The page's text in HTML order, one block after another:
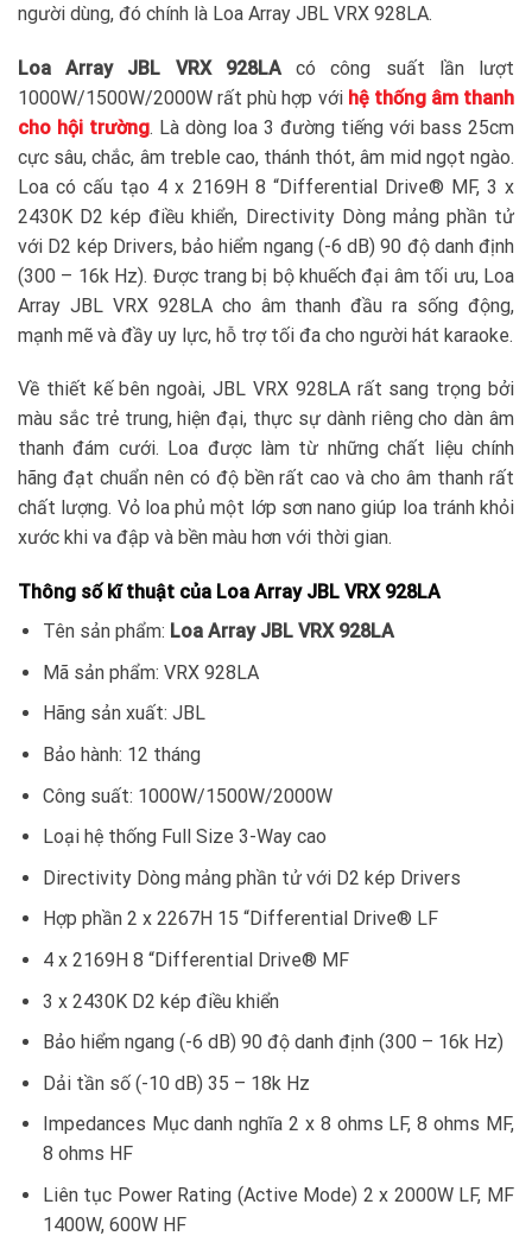
người dùng, đó chính là Loa Array JBL VRX 928LA.
Loa Array JBL VRX 928LAcó công suất lần lượt
1000W/1500W/2000W rất phù hợp với hệ thống âm thanh
cho hội trường. Là dòng loa 3 đường tiếng với bass 25cm
cực sâu, chắc, âm treble cao, thánh thót, âm mid ngọt ngào.
Loa có cấu tạo 4 x 2169H 8 “Differential Drive® MF, 3 x
2430K D2 kép điều khiển, Directivity Dòng mảng phần tử
với D2 kép Drivers, bảo hiểm ngang (-6 dB) 90 độ danh định
(300 – 16k Hz). Được trang bị bộ khuếch đại âm tối ưu, Loa
Array JBL VRX 928LA cho âm thanh đầu ra sống động,
mạnh mẽ và đầy uy lực, hỗ trợ tối đa cho người hát karaoke.
Về thiết kế bên ngoài, JBL VRX 928LA rất sang trọng bởi
màu sắc trẻ trung, hiện đại, thực sự dành riêng cho dàn âm
thanh đám cưới. Loa được làm từ những chất liệu chính
hãng đạt chuẩn nên có độ bền rất cao và cho âm thanh rất
chất lượng. Vỏ loa phủ một lớp sơn nano giúp loa tránh khỏi
xước khi va đập và bền màu hơn với thời gian.
Thông số kĩ thuật của Loa Array JBL VRX 928LA
Tên sản phẩm: Loa Array JBL VRX 928LA
Mã sản phẩm: VRX 928LA
Hãng sản xuất: JBL
Bảo hành: 12 tháng
Công suất: 1000W/1500W/2000W
Loại hệ thống Full Size 3-Way cao
Directivity Dòng mảng phần tử với D2 kép Drivers
Hợp phần 2 x 2267H 15 “Differential Drive® LF
4 x 2169H 8 “Differential Drive® MF
3 x 2430K D2 kép điều khiển
Bảo hiểm ngang (-6 dB) 90 độ danh định (300 – 16k Hz)
Dải tần số (-10 dB) 35 – 18k Hz
Impedances Mục danh nghĩa 2 x 8 ohms LF, 8 ohms MF,
8 ohms HF
Liên tục Power Rating (Active Mode) 2 x 2000W LF, MF
1400W, 600W HF